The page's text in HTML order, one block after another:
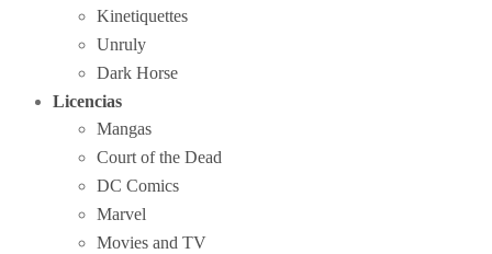
Kinetiquettes
Unruly
Dark Horse
Licencias
Mangas
Court of the Dead
DC Comics
Marvel
Movies and TV